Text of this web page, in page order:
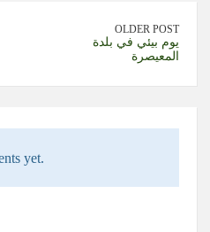
OLDER POST
يوم بيئي في بلدة
المعيصرة
yet.